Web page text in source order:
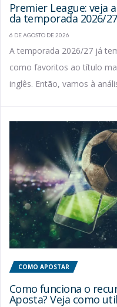
Premier League: veja
da temporada 2026/27
6 DE AGOSTO DE 2026
A temporada 2026/27 já
como favoritos ao título
inglês. Então, vamos à
COMO APOSTAR
Como funciona o
Aposta? Veja como